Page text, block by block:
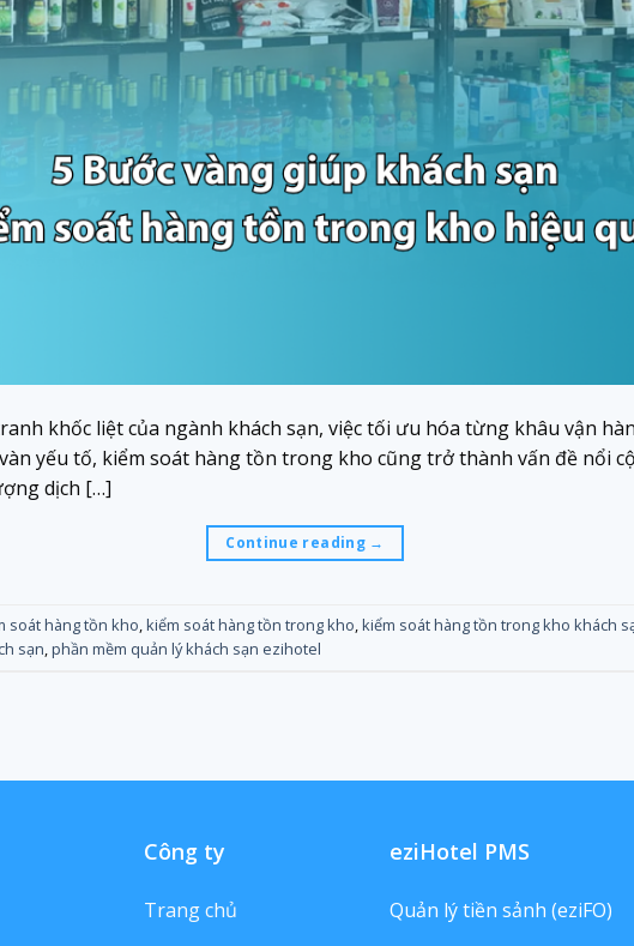
khốc liệt của ngành khách sạn, việc tối ưu hóa từng khâu vận
yếu tố, kiểm soát hàng tồn trong kho cũng trở thành vấn đề nổi
dịch […]
Continue reading →
soát hàng tồn kho,kiểm soát hàng tồn trong kho,kiểm soát hàng tồn trong kho khách
sạn,phần mềm quản lý khách sạn ezihotel
Công ty
Trang chủ
eziHotel PMS
Quản lý tiền sảnh (eziFO)